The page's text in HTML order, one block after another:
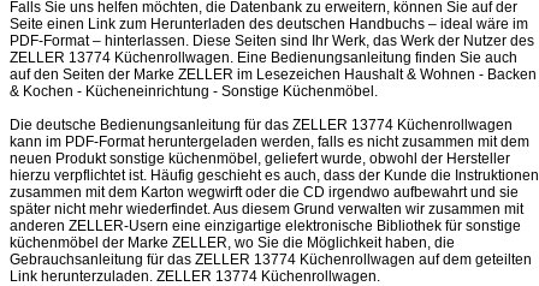
Falls Sie uns helfen möchten, die Datenbank zu erweitern, können Sie auf der
Seite einen Link zum Herunterladen des deutschen Handbuchs – ideal wäre im
PDF-Format – hinterlassen. Diese Seiten sind Ihr Werk, das Werk der Nutzer des
ZELLER 13774 Küchenrollwagen. Eine Bedienungsanleitung finden Sie auch
auf den Seiten der Marke ZELLER im Lesezeichen Haushalt & Wohnen - Backen
& Kochen - Kücheneinrichtung - Sonstige Küchenmöbel.
Die deutsche Bedienungsanleitung für das ZELLER 13774 Küchenrollwagen
kann im PDF-Format heruntergeladen werden, falls es nicht zusammen mit dem
neuen Produkt sonstige küchenmöbel, geliefert wurde, obwohl der Hersteller
hierzu verpflichtet ist. Häufig geschieht es auch, dass der Kunde die Instruktionen
zusammen mit dem Karton wegwirft oder die CD irgendwo aufbewahrt und sie
später nicht mehr wiederfindet. Aus diesem Grund verwalten wir zusammen mit
anderen ZELLER-Usern eine einzigartige elektronische Bibliothek für sonstige
küchenmöbel der Marke ZELLER, wo Sie die Möglichkeit haben, die
Gebrauchsanleitung für das ZELLER 13774 Küchenrollwagen auf dem geteilten
Link herunterzuladen. ZELLER 13774 Küchenrollwagen.